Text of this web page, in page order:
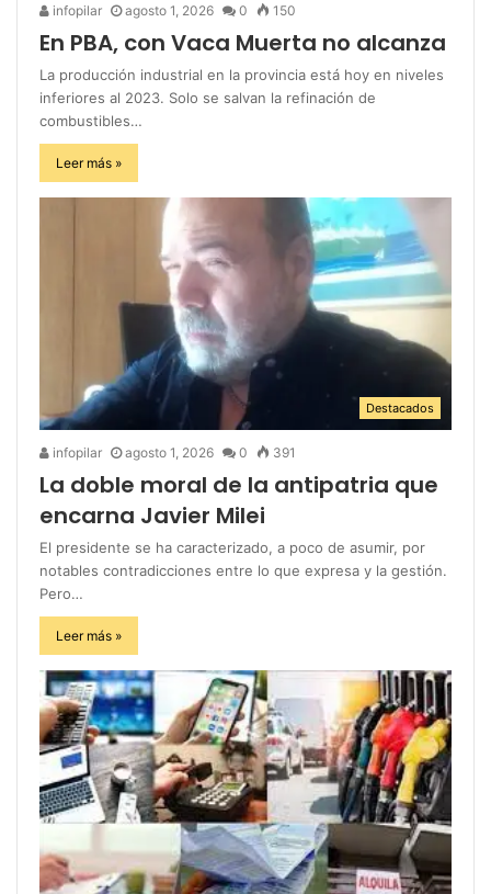
infopilar agosto 1, 2026 0 150
En PBA, con Vaca Muerta no alcanza
La producción industrial en la provincia está hoy en niveles
inferiores al 2023. Solo se salvan la refinación de
combustibles…
Leer más »
Destacados
infopilar agosto 1, 2026 0 391
La doble moral de la antipatria que
encarna Javier Milei
El presidente se ha caracterizado, a poco de asumir, por
notables contradicciones entre lo que expresa y la gestión.
Pero…
Leer más »